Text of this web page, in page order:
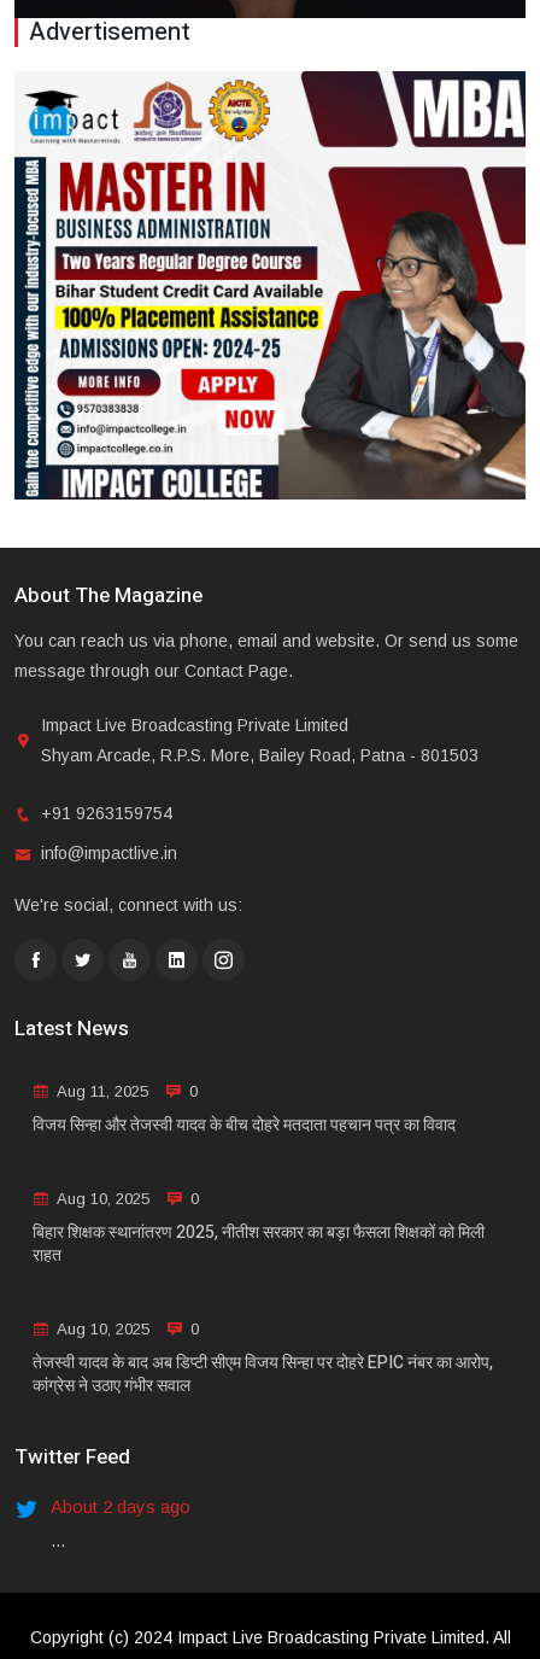
Advertisement
About The Magazine
You can reach us via phone, email and website. Or send us some
message through our Contact Page.
Impact Live Broadcasting Private Limited
Shyam Arcade, R.P.S. More, Bailey Road, Patna - 801503
+91 9263159754
info@impactlive.in
We're social, connect with us:
Latest News
Aug 11, 2025 0
विजय सिन्हा और तेजस्वी यादव के बीच दोहरे मतदाता पहचान पत्र का विवाद
Aug 10, 2025 0
बिहार शिक्षक स्थानांतरण 2025, नीतीश सरकार का बड़ा फैसला शिक्षकों को मिली
राहत
Aug 10, 2025 0
तेजस्वी यादव के बाद अब डिप्टी सीएम विजय सिन्हा पर दोहरे EPIC नंबर का आरोप,
कांग्रेस ने उठाए गंभीर सवाल
Twitter Feed
About 2 days ago
...
Copyright (c) 2024 Impact Live Broadcasting Private Limited. All